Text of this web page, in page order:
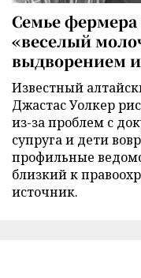
Семье фермера
«веселый
выдворением
Известный
Джастас Уолкер
из-за проблем с
супруга и дети
профильные
близкий к
источник.